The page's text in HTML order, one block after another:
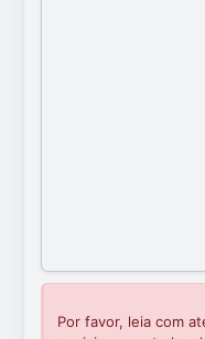
Por favor, leia com